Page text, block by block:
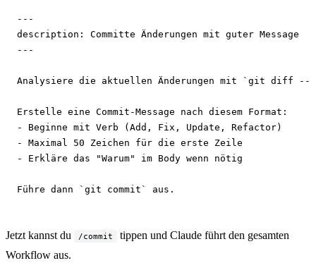
---
description:
---
Analysiere die aktuellen Änderungen mit `git diff --
Erstelle eine Commit-Message nach diesem Format:
- Beginne mit Verb (Add, Fix, Update, Refactor)
- Maximal 50 Zeichen für die erste Zeile
- Erkläre das "Warum" im Body wenn nötig
Führe dann `git commit` aus.
Jetzt kannst du /commit
tippen und Claude führt den gesamten
Workflow aus.